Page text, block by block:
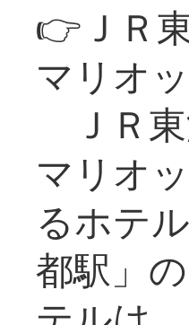
👉ＪＲ
マリオ
ＪＲ
マリオ
るホテ
都駅」